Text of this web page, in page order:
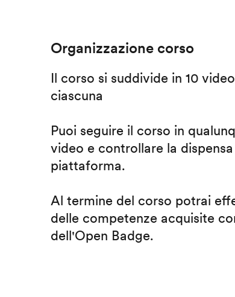
Organizzazione corso
Il corso si suddivide in 10
ciascuna
Puoi seguire il corso in
video e controllare la
piattaforma.
Al termine del corso potrai
delle competenze acquisite
dell'Open Badge.